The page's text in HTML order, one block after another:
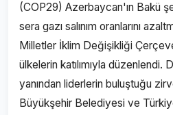
(COP29) Azerbaycan'ın Bakü
sera gazı salınım oranlarını
Milletler İklim Değişikliği
ülkelerin katılımıyla düzenlendi.
yanından liderlerin buluştuğu
Büyükşehir Belediyesi ve